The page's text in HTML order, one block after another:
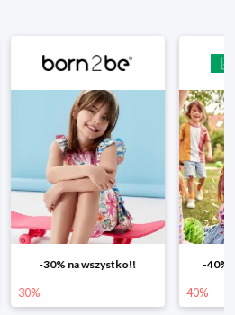
-40% na drugą sztukę
40% 25%